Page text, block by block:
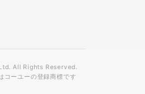
All Rights Reserved.
コーユーの登録商標です